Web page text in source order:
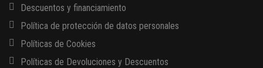
Descuentos y financiamiento
Política de protección de datos personales
Políticas de Cookies
Políticas de Devoluciones y Descuentos
13 AGOSTO, 2026